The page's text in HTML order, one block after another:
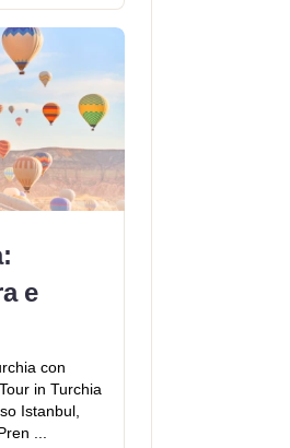
e
con
in Turchia
Istanbul,
...